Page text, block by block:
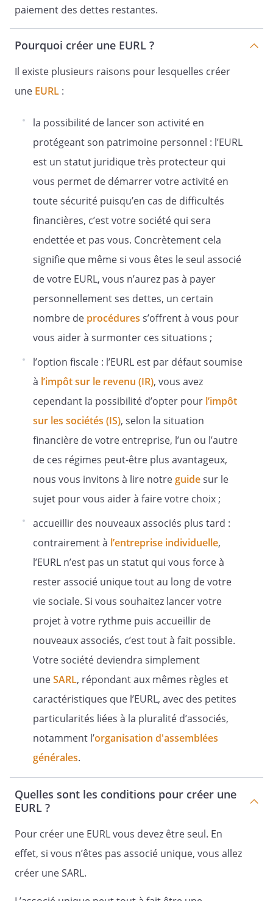
l'article
l'acte de cession au siège social contre
remise par la gérance d'une attestation
de ce dépôt. Elle n'est opposable aux
tiers qu'après accomplissement de cette
tribunal de commerce compétent, en
annexe au Registre du commerce et des
la société modifiés.
Article 10 -
Droit aux bénéfices
propriétaire un droit égal dans les
bénéfices et dans tout l'actif social.
Article 11 -
La société est gérée par un ou plusieurs
gérants personnes physiques, associés
ou non, nommés sans limitation de
durée.
Le ou les gérants sont désignés par
l’associé unique ou en cas de pluralité
représentant plus de la moitié des parts
sociales. A défaut d’obtenir cette
seconde consultation à la majorité des
votes émis.
Le ou les gérants sont révoqués par
l'associé unique
ou en cas de pluralité d’associés, par
décision des associés représentant plus
de la moitié des parts sociales
. Si la révocation est décidée sans juste
motif, elle peut donner lieu à des
dommages-intérêts.
Article 12 - Pouvoirs de la gérance
Dans les rapports
avec les tiers, le gérant est investi des
toutes circonstances au nom de la
société.
En cas de pluralité de gérants, ceux-ci
paiement des dettes restantes.
Pourquoi créer une EURL ?
Il existe plusieurs raisons pour lesquelles créer
une EURL :
la possibilité de lancer son activité en
protégeant son patrimoine personnel : l’EURL
est un statut juridique très protecteur qui
vous permet de démarrer votre activité en
toute sécurité puisqu’en cas de difficultés
financières, c’est votre société qui sera
endettée et pas vous. Concrètement cela
signifie que même si vous êtes le seul associé
de votre EURL, vous n’aurez pas à payer
personnellement ses dettes, un certain
nombre de procédures s’offrent à vous pour
vous aider à surmonter ces situations ;
l’option fiscale : l’EURL est par défaut soumise
à l’impôt sur le revenu (IR), vous avez
cependant la possibilité d’opter pour l’impôt
sur les sociétés (IS), selon la situation
financière de votre entreprise, l’un ou l’autre
de ces régimes peut-être plus avantageux,
nous vous invitons à lire notreguidesur le
sujet pour vous aider à faire votre choix ;
accueillir des nouveaux associés plus tard :
contrairement à l’entreprise individuelle,
l’EURL n’est pas un statut qui vous force à
rester associé unique tout au long de votre
vie sociale. Si vous souhaitez lancer votre
projet à votre rythme puis accueillir de
nouveaux associés, c’est tout à fait possible.
Votre société deviendra simplement
uneSARL, répondant aux mêmes règles et
caractéristiques que l’EURL, avec des petites
particularités liées à la pluralité d’associés,
notamment l’organisation d'assemblées
générales.
Quelles sont les conditions pour créer une
EURL ?
Pour créer une EURL vous devez être seul. En
effet, si vous n’êtes pas associé unique, vous allez
créer une SARL.